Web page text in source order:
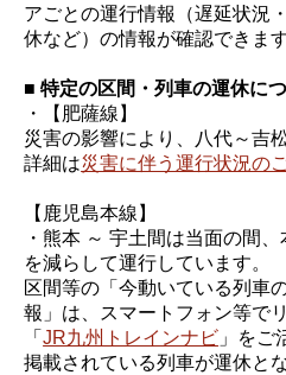
アごとの運行情報（遅延状況
休など）の情報が確認できます
■ 特定の区間・列車の運休に
・【肥薩線】
災害の影響により、八代～吉
詳細は災害に伴う運行状況の
【鹿児島本線】
・熊本 ～ 宇土間は当面の間
を減らして運行しています。
区間等の「今動いている列車
報」は、スマートフォン等で
「JR九州トレインナビ 」をご
掲載されている列車が運休と